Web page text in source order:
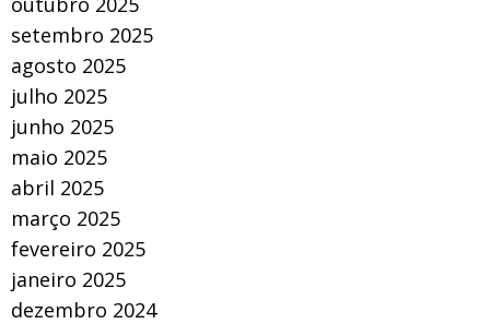
setembro 2025
agosto 2025
julho 2025
junho 2025
maio 2025
abril 2025
março 2025
fevereiro 2025
janeiro 2025
dezembro 2024